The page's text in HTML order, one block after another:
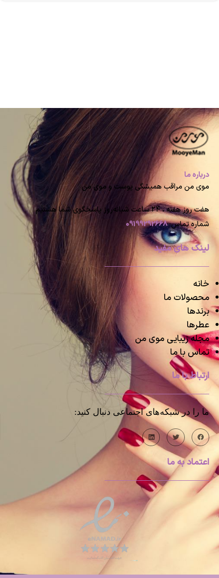
درباره ما
موی من مراقب همیشگی پوست و موی من
هفت روز هفته ، ۲۴ ساعت شبانه‌روز پاسخگوی شما هستیم
شماره تماس:09199292668
لینک های مفید
خانه
محصولات ما
برندها
عطرها
مجله زیبایی موی من
تماس با ما
ارتباط با ما
ما را در شبکه‌های اجتماعی دنبال کنید:
اعتماد به ما